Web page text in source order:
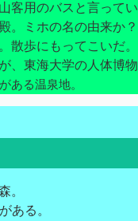
客用のバスと言って
。ミホの名の由来か？
散歩にもってこいだ。
、東海大学の人体博
ある温泉地。
。
ある。